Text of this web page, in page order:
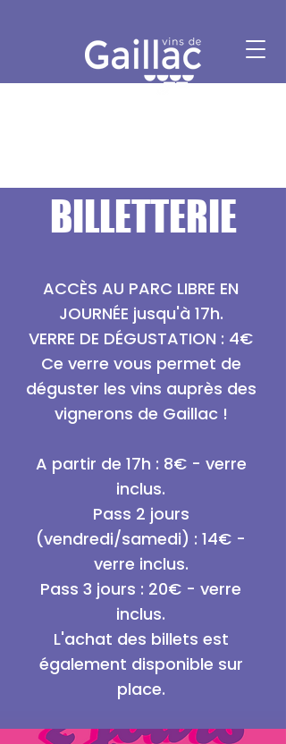
BILLETTERIE
ACCÈS AU PARC LIBRE EN
JOURNÉE jusqu'à 17h.
VERRE DE DÉGUSTATION : 4€
Ce verre vous permet de
déguster les vins auprès des
vignerons de Gaillac !
A partir de 17h : 8€ - verre
inclus.
Pass 2 jours
(vendredi/samedi) : 14€ -
verre inclus.
Pass 3 jours : 20€ - verre
inclus.
L'achat des billets est
également disponible sur
place.